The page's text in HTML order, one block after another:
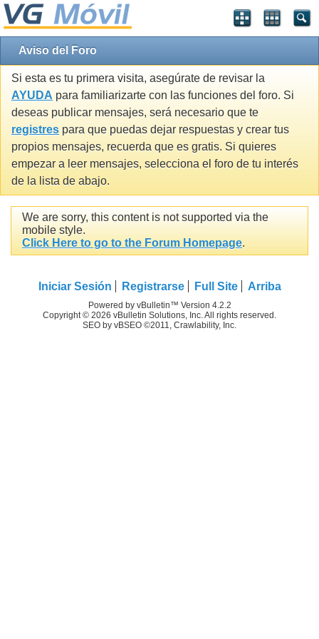
Aviso del Foro
Si esta es tu primera visita, asegúrate de revisar la
AYUDA para familiarizarte con las funciones del foro. Si
deseas publicar mensajes, será necesario que te
registres para que puedas dejar respuestas y crear tus
propios mensajes, recuerda que es gratis. Si quieres
empezar a leer mensajes, selecciona el foro de tu interés
de la lista de abajo.
We are sorry, this content is not supported via the
mobile style.
Click Here to go to the Forum Homepage.
Iniciar Sesión Registrarse Full Site Arriba
Powered by vBulletin™ Version 4.2.2
Copyright © 2026 vBulletin Solutions, Inc. All rights reserved.
SEO by vBSEO ©2011, Crawlability, Inc.